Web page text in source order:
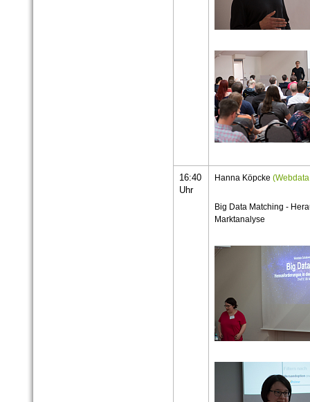
16:40
Uhr
Hanna Köpcke
Big Data Matching -
Marktanalyse